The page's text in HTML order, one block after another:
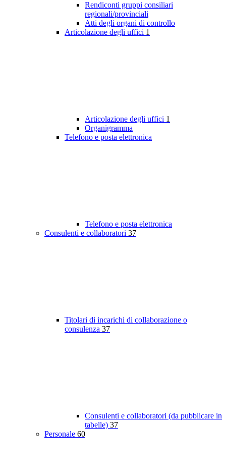
Rendiconti gruppi consiliari
regionali/provinciali
Atti degli organi di controllo
Articolazione degli uffici 1
Articolazione degli uffici 1
Organigramma
Telefono e posta elettronica
Telefono e posta elettronica
Consulenti e collaboratori 37
Titolari di incarichi di collaborazione o
consulenza 37
Consulenti e collaboratori (da pubblicare in
tabelle) 37
Personale 60